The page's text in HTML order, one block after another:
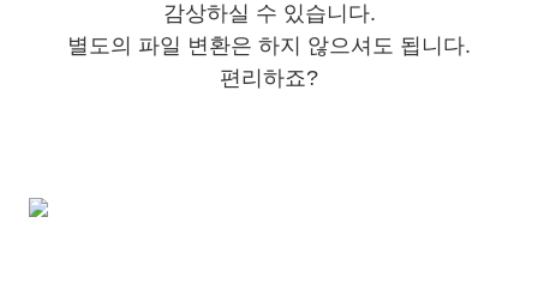
감상하실 수 있습니다.
별도의 파일 변환은 하지 않으셔도 됩니다.
편리하죠?